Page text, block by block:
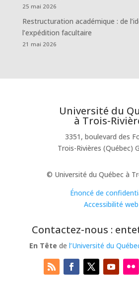
25 mai 2026
Restructuration académique : de
l’expédition facultaire
21 mai 2026
Université du
à Trois-
3351, boulevard des
Trois-Rivières (Québec)
© Université du Québec à
Énoncé de
Accessibilité web
Contactez-nous :
En Tête del’Université du